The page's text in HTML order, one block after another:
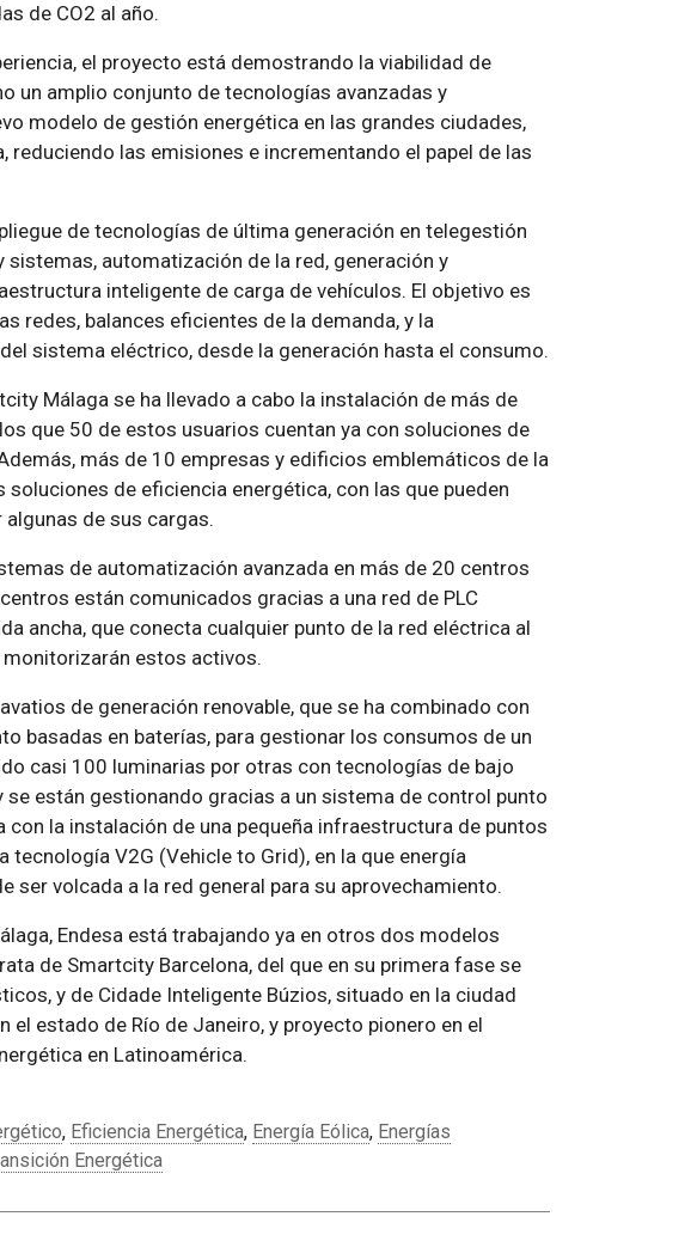
de CO2 al año.
el proyecto está demostrando la viabilidad de
un amplio conjunto de tecnologías avanzadas y
modelo de gestión energética en las grandes ciudades,
reduciendo las emisiones e incrementando el papel de las
de tecnologías de última generación en telegestión
automatización de la red, generación y
inteligente de carga de vehículos. El objetivo es
redes, balances eficientes de la demanda, y la
sistema eléctrico, desde la generación hasta el consumo.
Málaga se ha llevado a cabo la instalación de más de
que 50 de estos usuarios cuentan ya con soluciones de
más de 10 empresas y edificios emblemáticos de la
de eficiencia energética, con las que pueden
de sus cargas.
de automatización avanzada en más de 20 centros
están comunicados gracias a una red de PLC
ancha, que conecta cualquier punto de la red eléctrica al
monitorizarán estos activos.
de generación renovable, que se ha combinado con
basadas en baterías, para gestionar los consumos de un
casi 100 luminarias por otras con tecnologías de bajo
se están gestionando gracias a un sistema de control punto
con la instalación de una pequeña infraestructura de puntos
tecnología V2G (Vehicle to Grid), en la que energía
ser volcada a la red general para su aprovechamiento.
Endesa está trabajando ya en otros dos modelos
de Smartcity Barcelona, del que en su primera fase se
y de Cidade Inteligente Búzios, situado en la ciudad
el estado de Río de Janeiro, y proyecto pionero en el
en Latinoamérica.
, Eficiencia Energética, Energía Eólica, Energías
Energética